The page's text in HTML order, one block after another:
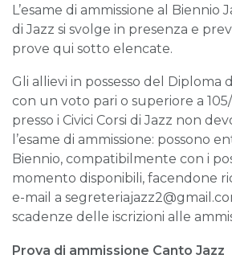
L’esame di ammissione al Biennio
di Jazz si svolge in presenza e
prove qui sotto elencate.
Gli allievi in possesso del Diploma
con un voto pari o superiore a
presso i Civici Corsi di Jazz non
l’esame di ammissione: possono
Biennio, compatibilmente con i
momento disponibili, facendone
e-mail a
scadenze delle iscrizioni alle
Prova di ammissione Canto Jazz